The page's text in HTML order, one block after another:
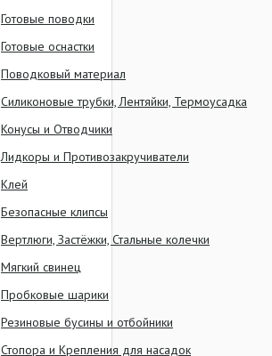
Готовые поводки
Готовые оснастки
Поводковый материал
Силиконовые трубки, Лентяйки, Термоусадка
Конусы и Отводчики
Лидкоры и Противозакручиватели
Клей
Безопасные клипсы
Вертлюги, Застёжки, Стальные колечки
Мягкий свинец
Пробковые шарики
Резиновые бусины и отбойники
Стопора и Крепления для насадок